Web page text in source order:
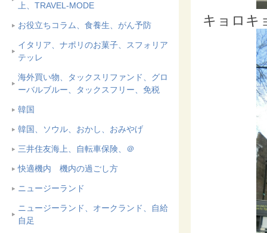
上、TRAVEL-MODE
お役立ちコラム、食養生、がん予防
イタリア、ナポリのお菓子、スフォリア
テッレ
海外買い物、タックスリファンド、グロ
ーバルブルー、タックスフリー、免税
韓国
韓国、ソウル、おかし、おみやげ
三井住友海上、自転車保険、＠
快適機内 機内の過ごし方
ニュージーランド
ニュージーランド、オークランド、自給
自足
キョロキ